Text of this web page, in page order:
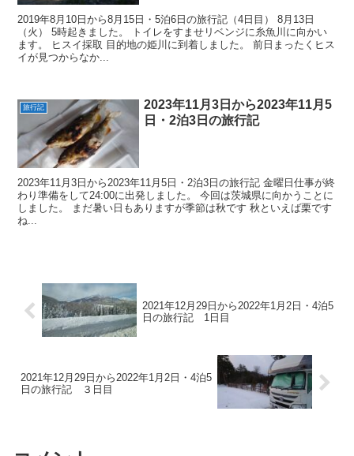
2019年8月10日から8月15日・5泊6日の旅行記（4日目） 8月13日
（火） 5時起きました。 トイレをすませリベンジに糸魚川に向かい
ます。 ヒスイ採取 目的地の姫川に到着しました。 前日まったくヒス
イが見つからなか...
旅行記
2023年11月3日から2023年11月5
日・2泊3日の旅行記
2023年11月3日から2023年11月5日・2泊3日の旅行記 金曜日仕事が終
わり準備をして24:00に出発しました。 今回は茨城県に向かうことに
しました。 まだ暑い日もありますが季節は秋です 秋といえば栗です
ね...
2021年12月29日から2022年1月2日・4泊5
日の旅行記 1日目
2021年12月29日から2022年1月2日・4泊5
日の旅行記 ３日目